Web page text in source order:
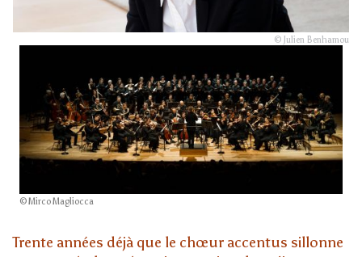
© Julien Benhamou
© Mirco Magliocca
Trente années déjà que le chœur accentus sillonne